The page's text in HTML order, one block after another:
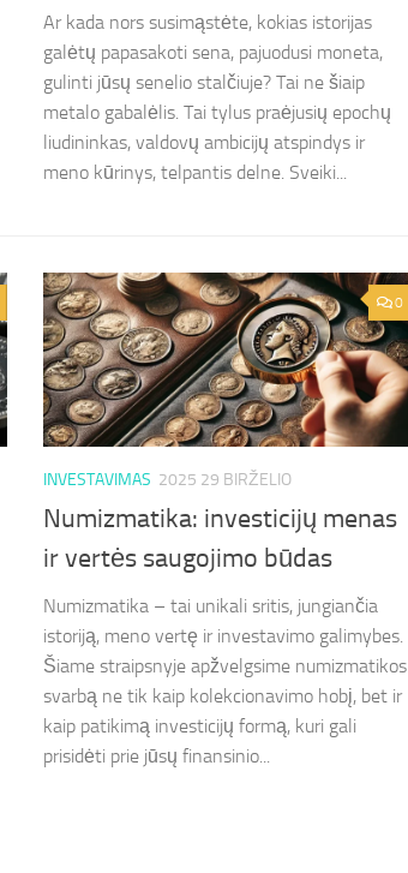
Ar kada nors susimąstėte, kokias istorijas
galėtų papasakoti sena, pajuodusi moneta,
gulinti jūsų senelio stalčiuje? Tai ne šiaip
metalo gabalėlis. Tai tylus praėjusių epochų
liudininkas, valdovų ambicijų atspindys ir
meno kūrinys, telpantis delne. Sveiki...
0
INVESTAVIMAS 2025 29 BIRŽELIO
Numizmatika: investicijų menas
ir vertės saugojimo būdas
Numizmatika – tai unikali sritis, jungiančia
istoriją, meno vertę ir investavimo galimybes.
Šiame straipsnyje apžvelgsime numizmatikos
svarbą ne tik kaip kolekcionavimo hobį, bet ir
kaip patikimą investicijų formą, kuri gali
prisidėti prie jūsų finansinio...